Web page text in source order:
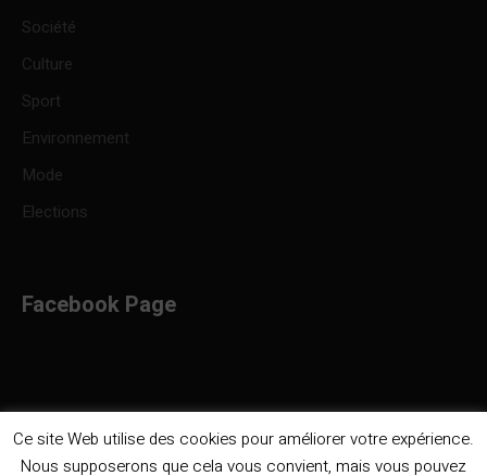
Société
Culture
Sport
Environnement
Mode
Elections
Facebook Page
Ce site Web utilise des cookies pour améliorer votre expérience.
Nous supposerons que cela vous convient, mais vous pouvez